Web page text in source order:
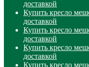
доставкой
Купить кресло
доставкой
Купить кресло
доставкой
Купить кресло
доставкой
Купить кресло